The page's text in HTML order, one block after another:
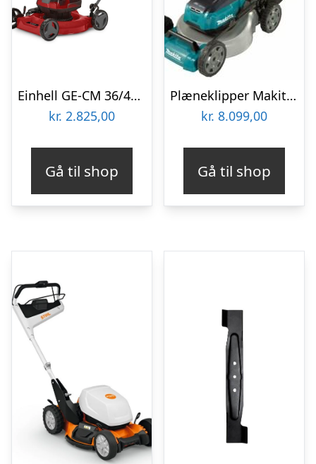
Einhell GE-CM 36/48 M akku plæneklipper 48 cm. 2x18V u/batteri og lader
kr. 2.825,00
Gå til shop
Plæneklipper Makita 2x18V med selvkørsel 46 cm uden batteri og lader DLM462Z
kr. 8.099,00
Gå til shop